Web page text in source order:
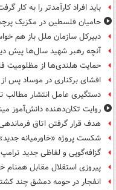
باید افراد کارآمدتر را به کار
حامیان فلسطین در مکزیک
دبیرکل سازمان ملل باز هم
آنچه رهبر شهید سال‌ها پیش
حمایت هلندی‌ها از مظلومیت
افشای برکناری در موساد پس
دستگیری عامل انتشار مطالب
روایت تکان‌دهنده دانش‌آموز
هدف قرار گرفتن اتاق‌
شکست پروژه «خاورمیانه جدید»
گزافه‌گویی و لفاظی جدید ترامپ
پیروزی استقلال مقابل همنام
انفجار در حومه دمشق چند